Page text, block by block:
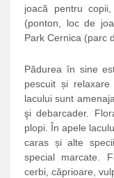
joacă pentru
(ponton, loc de
Park Cernica (parc
Pădurea în sine
pescuit și
lacului sunt
şi debarcader.
plopi. În apele
caras și alte
special marcate.
cerbi, căprioare,